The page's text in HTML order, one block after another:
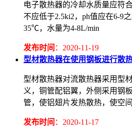
电子散热器的冷却水质量应符
不应低于2.5ki2，ph值应在6-9
35℃，水量为4-8L/min
发布时间 ：2020-11-19
型材散热器在使用钢板进行散
型材散热器对流散热器采用型
义，铜管配铝翼，外侧采用钢
管，使铝翅片发热散热，使空
发布时间 ：2020-11-17